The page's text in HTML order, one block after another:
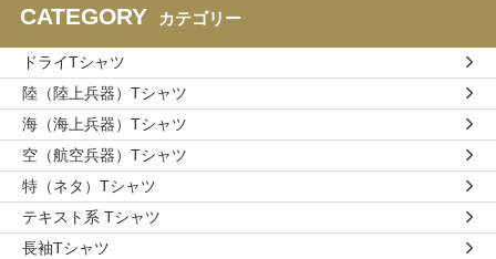
CATEGORY カテゴリー
ドライTシャツ
陸（陸上兵器）Tシャツ
海（海上兵器）Tシャツ
空（航空兵器）Tシャツ
特（ネタ）Tシャツ
テキスト系 Tシャツ
長袖Tシャツ